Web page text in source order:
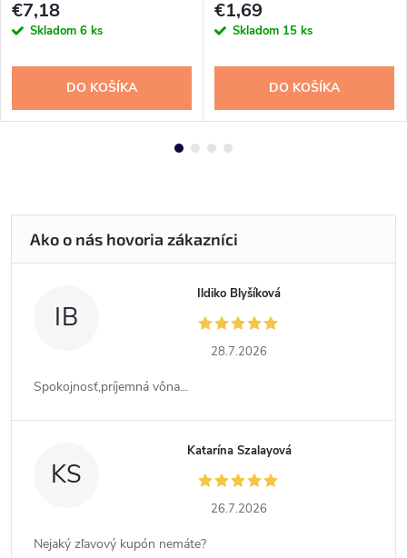
€7,18
Skladom 6 ks
DO KOŠÍKA
€1,69
Skladom 15 ks
DO KOŠÍKA
IB
Ildiko Blyšíková
28.7.2026
Spokojnosť,príjemná vôna...
KS
Katarína Szalayová
26.7.2026
Nejaký zľavový kupón nemáte?